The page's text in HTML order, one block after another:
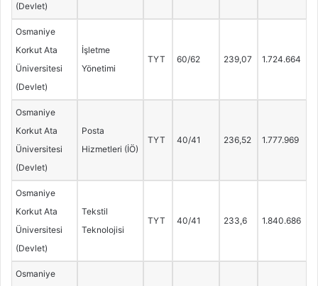
(Devlet)
Osmaniye
Korkut Ata
Üniversitesi
(Devlet)
İşletme
Yönetimi
TYT 60/62 239,07 1.724.664
Osmaniye
Korkut Ata
Üniversitesi
(Devlet)
Posta
Hizmetleri (İÖ)
TYT 40/41 236,52 1.777.969
Osmaniye
Korkut Ata
Üniversitesi
(Devlet)
Tekstil
Teknolojisi
TYT 40/41 233,6 1.840.686
Osmaniye